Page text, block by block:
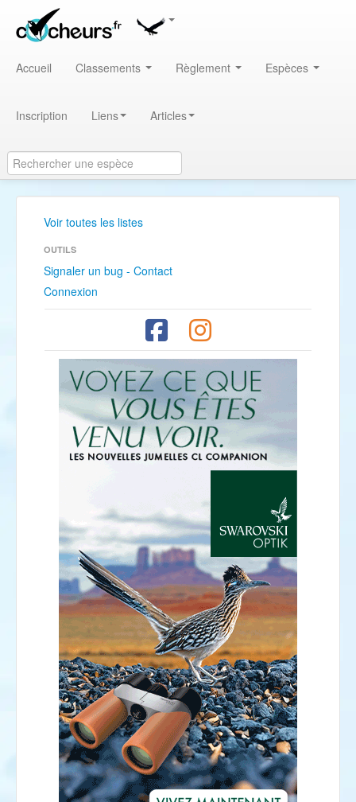
Accueil Classements Règlement Espèces
Inscription Liens Articles
Voir toutes les listes
OUTILS
Signaler un bug - Contact
Connexion